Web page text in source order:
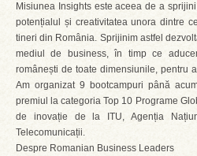
Misiunea Insights este aceea de a
potențialul și creativitatea unora dintre
tineri din România. Sprijinim astfel
mediul de business, în timp ce
românești de toate dimensiunile, pentru
Am organizat 9 bootcampuri până
premiul la categoria Top 10 Programe
de inovație de la ITU, Agenția
Telecomunicații.
Despre Romanian Business Leaders